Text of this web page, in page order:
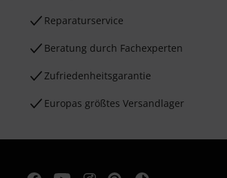
Reparaturservice
Beratung durch Fachexperten
Zufriedenheitsgarantie
Europas größtes Versandlager